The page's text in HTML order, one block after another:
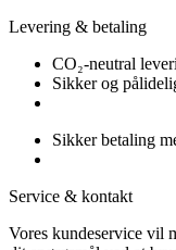
Levering & betaling
CO₂-neutral
Sikker og
Sikker betaling
Service & kontakt
Vores kundeservice vil